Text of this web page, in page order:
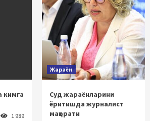
кимга
1 989
Жараён
Суд жараёнларини
ёритишда журналист
маҳорати